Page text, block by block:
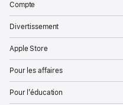
Compte
Divertissement
Apple Store
Pour les affaires
Pour l’éducation